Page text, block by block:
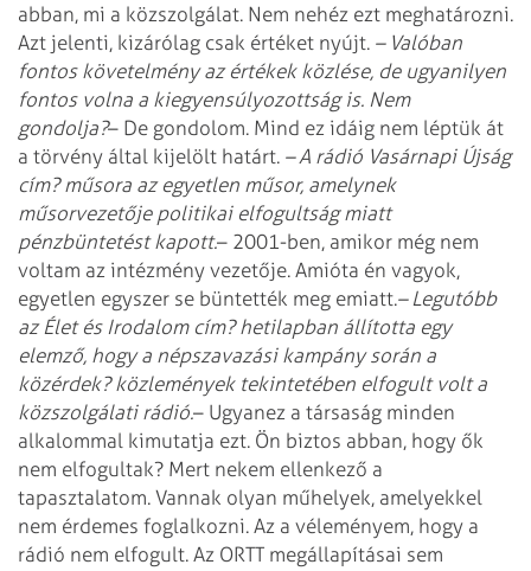
abban, mi a közszolgálat. Nem nehéz ezt meghatározni.
Azt jelenti, kizárólag csak értéket nyújt. – Valóban
fontos követelmény az értékek közlése, de ugyanilyen
fontos volna a kiegyensúlyozottság is. Nem
gondolja?– De gondolom. Mind ez idáig nem léptük át
a törvény által kijelölt határt. – A rádió Vasárnapi Újság
cím? műsora az egyetlen műsor, amelynek
műsorvezetője politikai elfogultság miatt
pénzbüntetést kapott.– 2001-ben, amikor még nem
voltam az intézmény vezetője. Amióta én vagyok,
egyetlen egyszer se büntették meg emiatt.– Legutóbb
az Élet és Irodalom cím? hetilapban állította egy
elemző, hogy a népszavazási kampány során a
közérdek? közlemények tekintetében elfogult volt a
közszolgálati rádió.– Ugyanez a társaság minden
alkalommal kimutatja ezt. Ön biztos abban, hogy ők
nem elfogultak? Mert nekem ellenkező a
tapasztalatom. Vannak olyan műhelyek, amelyekkel
nem érdemes foglalkozni. Az a véleményem, hogy a
rádió nem elfogult. Az ORTT megállapításai sem